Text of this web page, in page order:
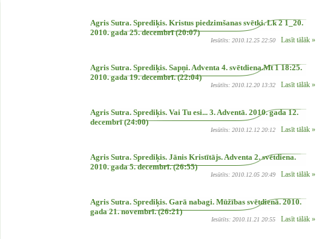
Agris Sutra. Sprediķis. Kristus piedzimšanas svētki. Lk 2 1_20.
2010. gada 25. decembrī (20:07)
Iesūtīts: 2010.12.25 22:50 Lasīt tālāk »
Agris Sutra. Sprediķis. Sapņi. Adventa 4. svētdiena.Mt 1 18:25.
2010. gada 19. decembrī. (22:04)
Iesūtīts: 2010.12.20 13:32 Lasīt tālāk »
Agris Sutra. Sprediķis. Vai Tu esi... 3. Adventā. 2010. gada 12.
decembrī (24:00)
Iesūtīts: 2010.12.12 20:12 Lasīt tālāk »
Agris Sutra. Sprediķis. Jānis Kristītājs. Adventa 2. svētdiena.
2010. gada 5. decembrī. (26:55)
Iesūtīts: 2010.12.05 20:49 Lasīt tālāk »
Agris Sutra. Sprediķis. Garā nabagi. Mūžības svētdienā. 2010.
gada 21. novembrī. (26:21)
Iesūtīts: 2010.11.21 20:55 Lasīt tālāk »